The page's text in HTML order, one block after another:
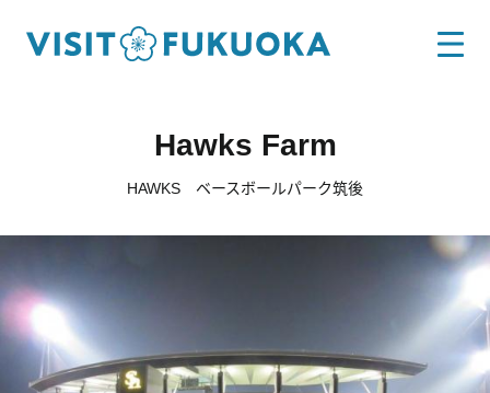
Hawks Farm
HAWKS ベースボールパーク筑後